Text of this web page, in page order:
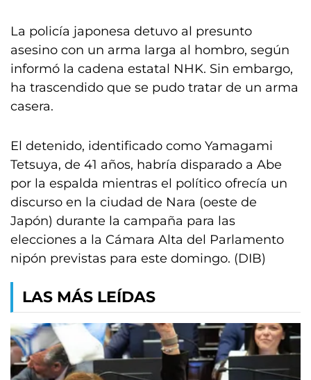
La policía japonesa detuvo al presunto
asesino con un arma larga al hombro, según
informó la cadena estatal NHK. Sin embargo,
ha trascendido que se pudo tratar de un arma
casera.
El detenido, identificado como Yamagami
Tetsuya, de 41 años, habría disparado a Abe
por la espalda mientras el político ofrecía un
discurso en la ciudad de Nara (oeste de
Japón) durante la campaña para las
elecciones a la Cámara Alta del Parlamento
nipón previstas para este domingo. (DIB)
LAS MÁS LEÍDAS